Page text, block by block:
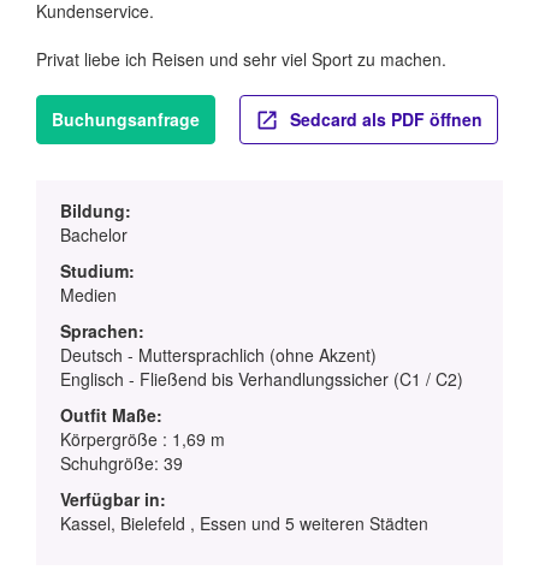
Kundenservice.
Privat liebe ich Reisen und sehr viel Sport zu machen.
Buchungsanfrage Sedcard als PDF öffnen
Bildung:
Bachelor
Studium:
Medien
Sprachen:
Deutsch - Muttersprachlich (ohne Akzent)
Englisch - Fließend bis Verhandlungssicher (C1 / C2)
Outfit Maße:
Körpergröße : 1,69 m
Schuhgröße: 39
Verfügbar in:
Kassel, Bielefeld , Essen und 5 weiteren Städten